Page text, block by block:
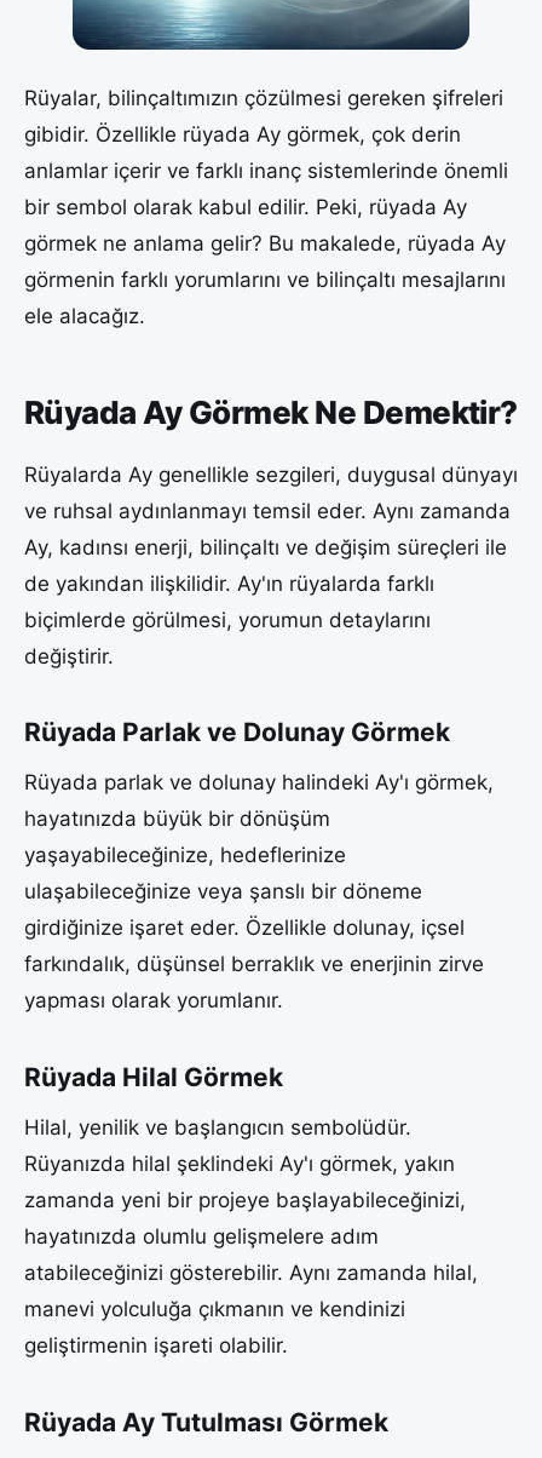
Rüyalar, bilinçaltımızın çözülmesi gereken şifreleri
gibidir. Özellikle rüyada Ay görmek, çok derin
anlamlar içerir ve farklı inanç sistemlerinde önemli
bir sembol olarak kabul edilir. Peki, rüyada Ay
görmek ne anlama gelir? Bu makalede, rüyada Ay
görmenin farklı yorumlarını ve bilinçaltı mesajlarını
ele alacağız.
Rüyada Ay Görmek Ne Demektir?
Rüyalarda Ay genellikle sezgileri, duygusal dünyayı
ve ruhsal aydınlanmayı temsil eder. Aynı zamanda
Ay, kadınsı enerji, bilinçaltı ve değişim süreçleri ile
de yakından ilişkilidir. Ay'ın rüyalarda farklı
biçimlerde görülmesi, yorumun detaylarını
değiştirir.
Rüyada Parlak ve Dolunay Görmek
Rüyada parlak ve dolunay halindeki Ay'ı görmek,
hayatınızda büyük bir dönüşüm
yaşayabileceğinize, hedeflerinize
ulaşabileceğinize veya şanslı bir döneme
girdiğinize işaret eder. Özellikle dolunay, içsel
farkındalık, düşünsel berraklık ve enerjinin zirve
yapması olarak yorumlanır.
Rüyada Hilal Görmek
Hilal, yenilik ve başlangıcın sembolüdür.
Rüyanızda hilal şeklindeki Ay'ı görmek, yakın
zamanda yeni bir projeye başlayabileceğinizi,
hayatınızda olumlu gelişmelere adım
atabileceğinizi gösterebilir. Aynı zamanda hilal,
manevi yolculuğa çıkmanın ve kendinizi
geliştirmenin işareti olabilir.
Rüyada Ay Tutulması Görmek